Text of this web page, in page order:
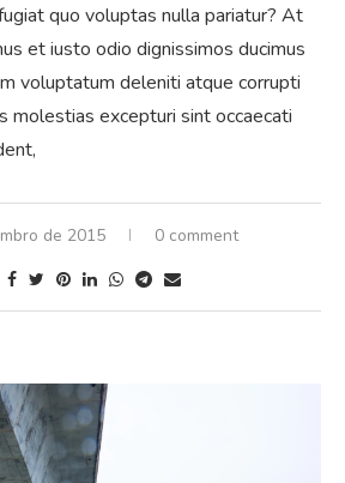
quo voluptas nulla pariatur? At
et iusto odio dignissimos ducimus
voluptatum deleniti atque corrupti
molestias excepturi sint occaecati
de 2015 0 comment